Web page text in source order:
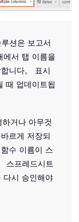
션은 보고서
에서 탭 이름을
니다。 표시
때 업데이트됩
거나 아무것
르게 저장되
수 이름이 스
스프레드시트
다시 승인해야